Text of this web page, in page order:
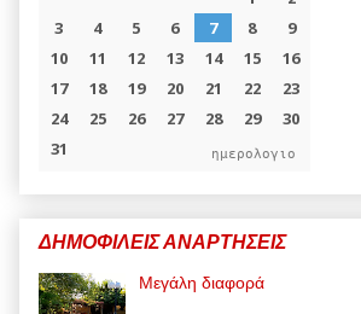
ημερολογιο
ΔΗΜΟΦΙΛΕΙΣ ΑΝΑΡΤΗΣΕΙΣ
Μεγάλη διαφορά